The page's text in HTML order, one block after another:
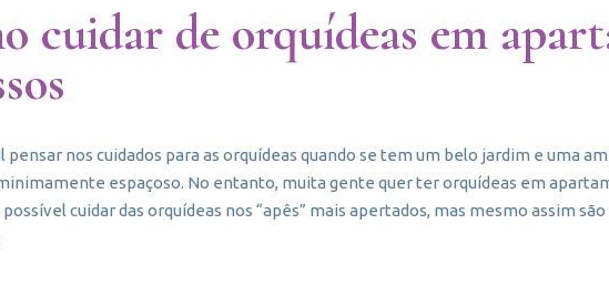
cuidar de orquídeas em
pensar nos cuidados para as orquídeas quando se tem um belo jardim e uma
espaçoso. No entanto, muita gente quer ter orquídeas em
cuidar das orquídeas nos “apês” mais apertados, mas mesmo assim